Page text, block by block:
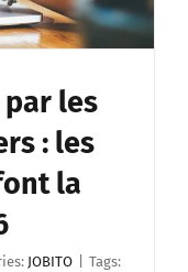
les
: les
la
JOBITO
Tags: